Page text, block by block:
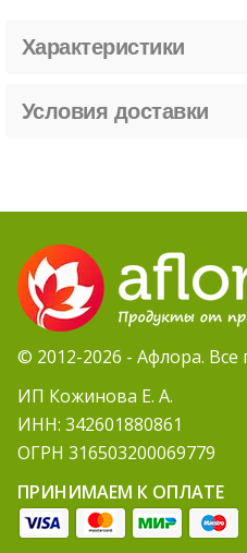
Характеристики
Условия доставки
© 2012-2026 - Афлора.
ИП Кожинова Е. А.
ИНН: 342601880861
ОГРН 316503200069779
ПРИНИМАЕМ К ОПЛАТЕ